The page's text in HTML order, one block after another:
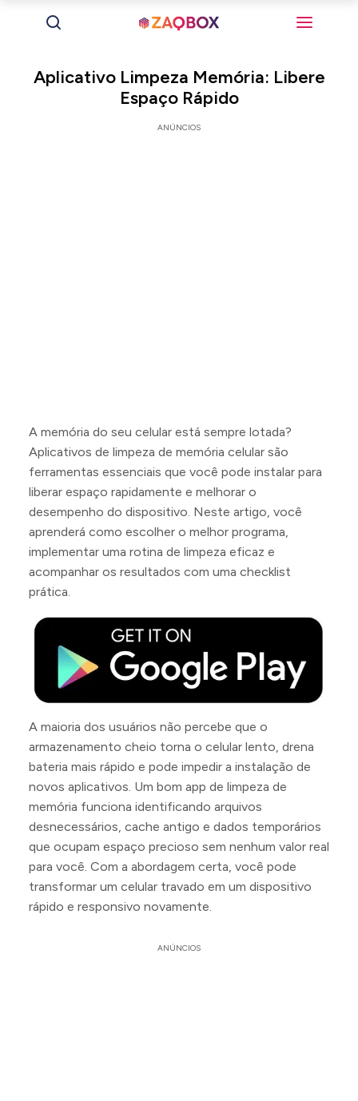
Aplicativo Limpeza Memória: Libere
Espaço Rápido
ANÚNCIOS
A memória do seu celular está sempre lotada?
Aplicativos de limpeza de memória celular são
ferramentas essenciais que você pode instalar para
liberar espaço rapidamente e melhorar o
desempenho do dispositivo. Neste artigo, você
aprenderá como escolher o melhor programa,
implementar uma rotina de limpeza eficaz e
acompanhar os resultados com uma checklist
prática.
A maioria dos usuários não percebe que o
armazenamento cheio torna o celular lento, drena
bateria mais rápido e pode impedir a instalação de
novos aplicativos. Um bom app de limpeza de
memória funciona identificando arquivos
desnecessários, cache antigo e dados temporários
que ocupam espaço precioso sem nenhum valor real
para você. Com a abordagem certa, você pode
transformar um celular travado em um dispositivo
rápido e responsivo novamente.
ANÚNCIOS